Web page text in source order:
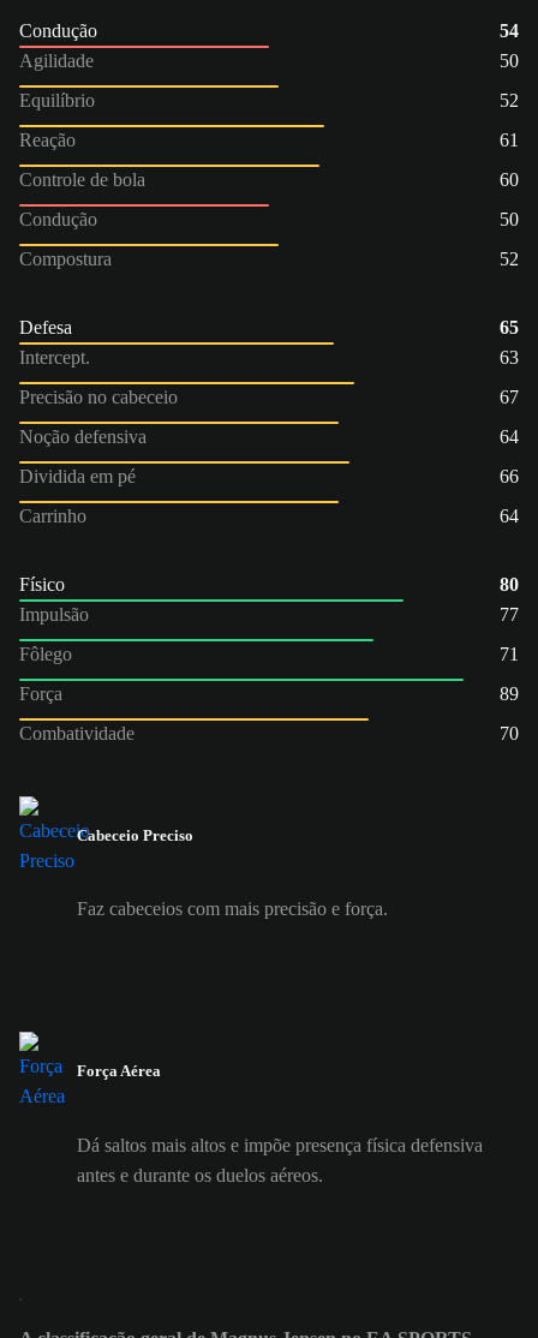
Condução
54
Agilidade
50
Equilíbrio
52
Reação
61
Controle de bola
60
Condução
50
Compostura
52
Defesa
65
Intercept.
63
Precisão no cabeceio
67
Noção defensiva
64
Dividida em pé
66
Carrinho
64
Físico
80
Impulsão
77
Fôlego
71
Força
89
Combatividade
70
Cabeceio Preciso
Faz cabeceios com mais precisão e força.
Força Aérea
Dá saltos mais altos e impõe presença física defensiva
antes e durante os duelos aéreos.